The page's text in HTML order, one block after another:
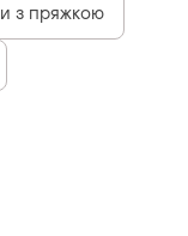
з пряжкою